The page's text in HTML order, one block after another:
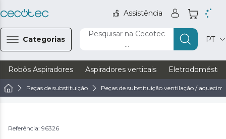
Assistência
Categorias
Pesquisar na Cecotec
...
PT
Robôs Aspiradores Aspiradores verticais
Peças de substituição Peças de substituição ventilação /
Referência: 96326